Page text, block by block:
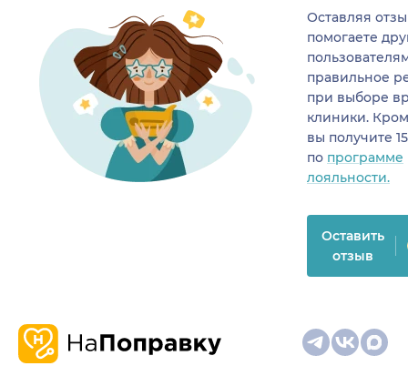
Оставляя
помогаете
правильное
при выборе
клиники.
вы получите
по программе
лояльности.
Оставить
отзыв